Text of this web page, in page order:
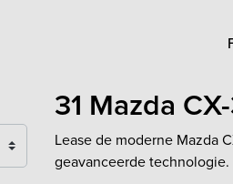
31 Mazda
Lease de moderne Mazda
geavanceerde technologie.